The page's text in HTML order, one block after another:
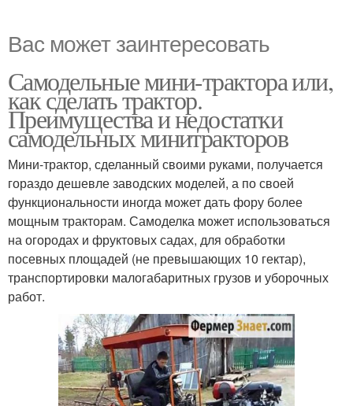
Вас может заинтересовать
Самодельные мини-трактора или,
как сделать трактор.
Преимущества и недостатки
самодельных минитракторов
Мини-трактор, сделанный своими руками, получается
гораздо дешевле заводских моделей, а по своей
функциональности иногда может дать фору более
мощным тракторам. Самоделка может использоваться
на огородах и фруктовых садах, для обработки
посевных площадей (не превышающих 10 гектар),
транспортировки малогабаритных грузов и уборочных
работ.